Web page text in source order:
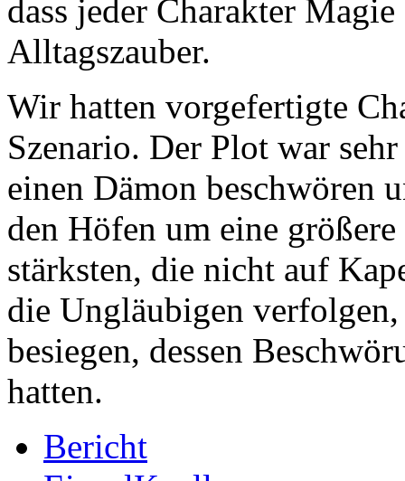
dass jeder Charakter
Alltagszauber.
Wir hatten vorgefertigte
Szenario. Der Plot war
einen Dämon beschwören
den Höfen um eine
stärksten, die nicht auf
die Ungläubigen
besiegen, dessen
hatten.
Bericht